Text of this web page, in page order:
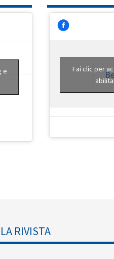
e
Fai clic per
LA RIVISTA